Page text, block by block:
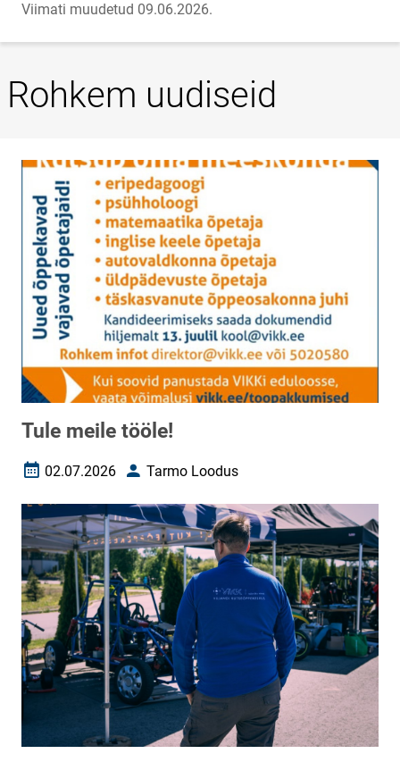
Viimati muudetud 09.06.2026.
Rohkem uudiseid
Tule meile tööle!
Loomise kuupäev
02.07.2026 AutorTarmo Loodus